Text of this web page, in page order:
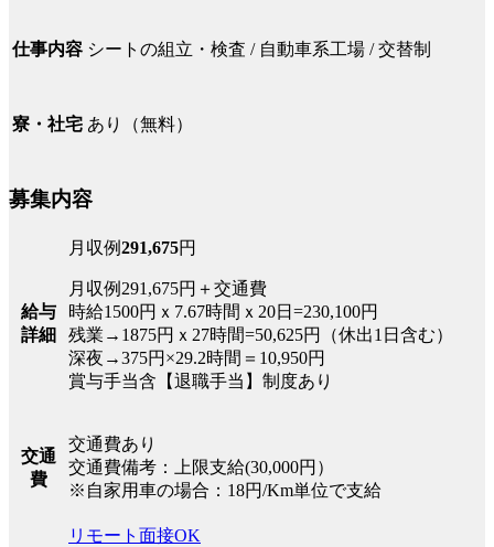
仕事内容 シートの組立・検査 / 自動車系工場 / 交替制
寮・社宅 あり（無料）
募集内容
給与
詳細
月収例291,675円
月収例291,675円＋交通費
時給1500円ｘ7.67時間ｘ20日=230,100円
残業→1875円ｘ27時間=50,625円（休出1日含む）
深夜→375円×29.2時間＝10,950円
賞与手当含【退職手当】制度あり
交通
費
交通費あり
交通費備考：上限支給(30,000円）
※自家用車の場合：18円/Km単位で支給
リモート面接OK